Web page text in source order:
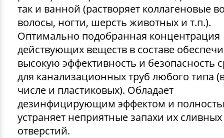
так и ванной (растворяет коллагеновые
волосы, ногти, шерсть животных и т.п.).
Оптимально подобранная концентрация
действующих веществ в составе
высокую эффективность и безопасность
для канализационных труб любого типа
числе и пластиковых). Обладает
дезинфицирующим эффектом и
устраняет неприятные запахи их сливных
отверстий.